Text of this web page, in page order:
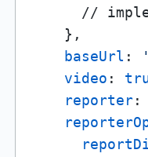
//
    },
baseUrl :
video :
reporter: